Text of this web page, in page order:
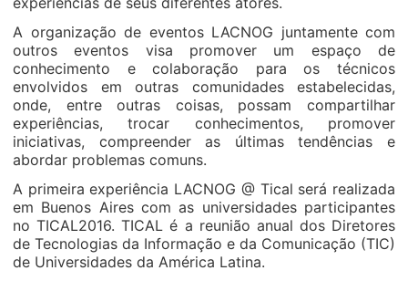
A organização de eventos LACNOG juntamente com
outros eventos visa promover um espaço de
conhecimento e colaboração para os técnicos
envolvidos em outras comunidades estabelecidas,
onde, entre outras coisas, possam compartilhar
experiências, trocar conhecimentos, promover
iniciativas, compreender as últimas tendências e
abordar problemas comuns.
A primeira experiência LACNOG @ Tical será realizada
em Buenos Aires com as universidades participantes
no TICAL2016. TICAL é a reunião anual dos Diretores
de Tecnologias da Informação e da Comunicação (TIC)
de Universidades da América Latina.